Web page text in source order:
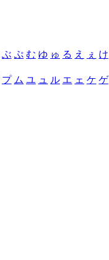
ぶ ぷ む ゆ ゅ る え ぇ け
プ ム ユ ュ ル エ ェ ケ ゲ